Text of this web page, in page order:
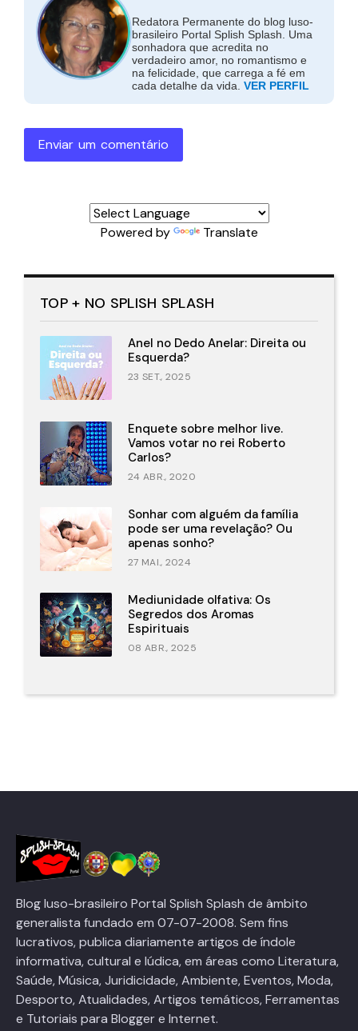
Redatora Permanente do blog luso-
brasileiro Portal Splish Splash. Uma
sonhadora que acredita no
verdadeiro amor, no romantismo e
na felicidade, que carrega a fé em
cada detalhe da vida. VER PERFIL
Enviar um comentário
Powered by Translate
TOP + NO SPLISH SPLASH
Anel no Dedo Anelar: Direita ou
Esquerda?
23 SET., 2025
Enquete sobre melhor live.
Vamos votar no rei Roberto
Carlos?
24 ABR., 2020
Sonhar com alguém da família
pode ser uma revelação? Ou
apenas sonho?
27 MAI., 2024
Mediunidade olfativa: Os
Segredos dos Aromas
Espirituais
08 ABR., 2025
Blog luso-brasileiro Portal Splish Splash de âmbito
generalista fundado em 07-07-2008. Sem fins
lucrativos, publica diariamente artigos de índole
informativa, cultural e lúdica, em áreas como Literatura,
Saúde, Música, Juridicidade, Ambiente, Eventos, Moda,
Desporto, Atualidades, Artigos temáticos, Ferramentas
e Tutoriais para Blogger e Internet.